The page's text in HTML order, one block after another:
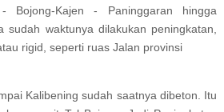
Bojong-Kajen - Paninggaran hingga
sudah waktunya dilakukan peningkatan,
rigid, seperti ruas Jalan provinsi
Kalibening sudah saatnya dibeton. Itu